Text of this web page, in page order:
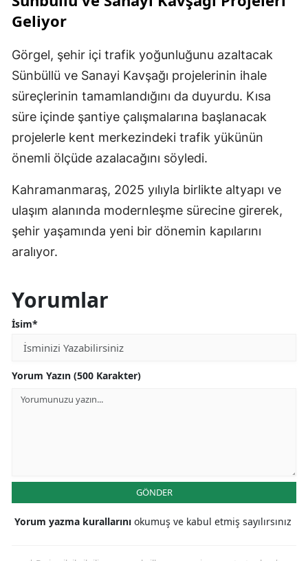
Geliyor
Görgel, şehir içi trafik yoğunluğunu azaltacak
Sünbüllü ve Sanayi Kavşağı projelerinin ihale
süreçlerinin tamamlandığını da duyurdu. Kısa
süre içinde şantiye çalışmalarına başlanacak
projelerle kent merkezindeki trafik yükünün
önemli ölçüde azalacağını söyledi.
Kahramanmaraş, 2025 yılıyla birlikte altyapı ve
ulaşım alanında modernleşme sürecine girerek,
şehir yaşamında yeni bir dönemin kapılarını
aralıyor.
Yorumlar
İsim*
Yorum Yazın (500 Karakter)
GÖNDER
Yorum yazma kurallarını okumuş ve kabul etmiş sayılırsınız